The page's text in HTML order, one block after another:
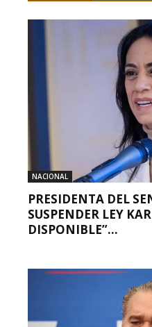
NACIONAL
PRESIDENTA DEL
SUSPENDER LEY
DISPONIBLE”...